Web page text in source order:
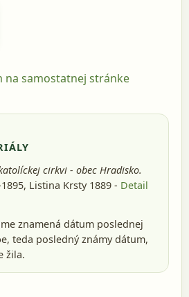
samostatnej stránke
cirkvi - obec Hradisko.
, Listina Krsty 1889 - Detail
znamená dátum poslednej
teda posledný známy dátum,
žila.